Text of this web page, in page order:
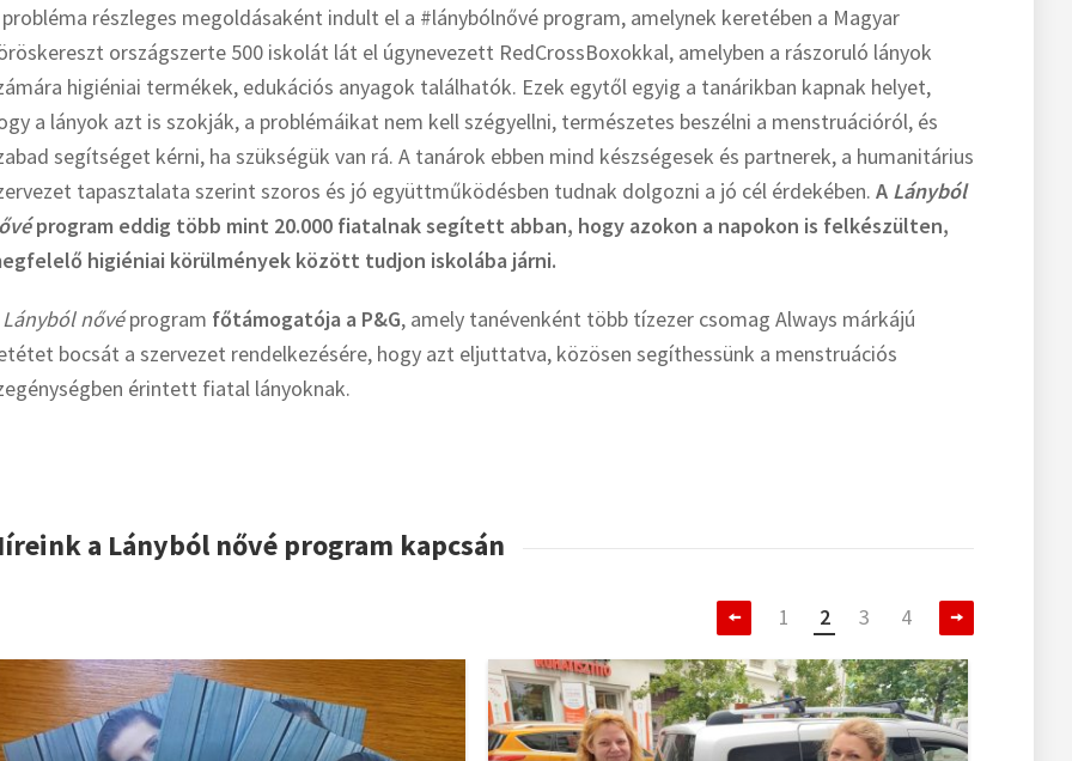
részleges megoldásaként indult el a #lánybólnővé program, amelynek keretében a Magyar
országszerte 500 iskolát lát el úgynevezett RedCrossBoxokkal, amelyben a rászoruló lányok
higiéniai termékek, edukációs anyagok találhatók. Ezek egytől egyig a tanárikban kapnak helyet,
a lányok azt is szokják, a problémáikat nem kell szégyellni, természetes beszélni a menstruációról, és
segítséget kérni, ha szükségük van rá. A tanárok ebben mind készségesek és partnerek, a humanitárius
tapasztalata szerint szoros és jó együttműködésben tudnak dolgozni a jó cél érdekében. A Lányból
program eddig több mint 20.000 fiatalnak segített abban, hogy azokon a napokon is felkészülten,
higiéniai körülmények között tudjon iskolába járni.
Lányból nővéprogram főtámogatója a P&G, amely tanévenként több tízezer csomag Always márkájú
bocsát a szervezet rendelkezésére, hogy azt eljuttatva, közösen segíthessünk a menstruációs
érintett fiatal lányoknak.
a Lányból nővé program kapcsán
1 2 3 4